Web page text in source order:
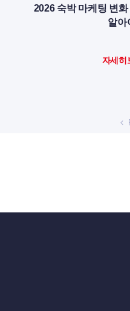
2026 숙박 마케팅 변
알아
자세히